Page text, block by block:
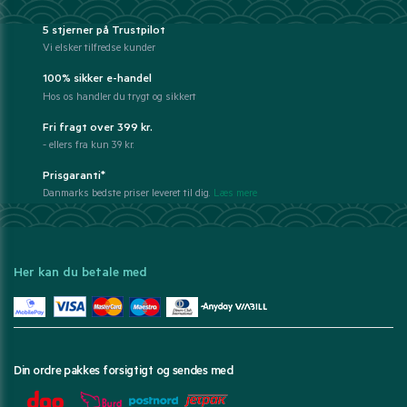
5 stjerner på Trustpilot
Vi elsker tilfredse kunder
100% sikker e-handel
Hos os handler du trygt og sikkert
Fri fragt over 399 kr.
- ellers fra kun 39 kr.
Prisgaranti*
Danmarks bedste priser leveret til dig. Læs mere
Her kan du betale med
Din ordre pakkes forsigtigt og sendes med